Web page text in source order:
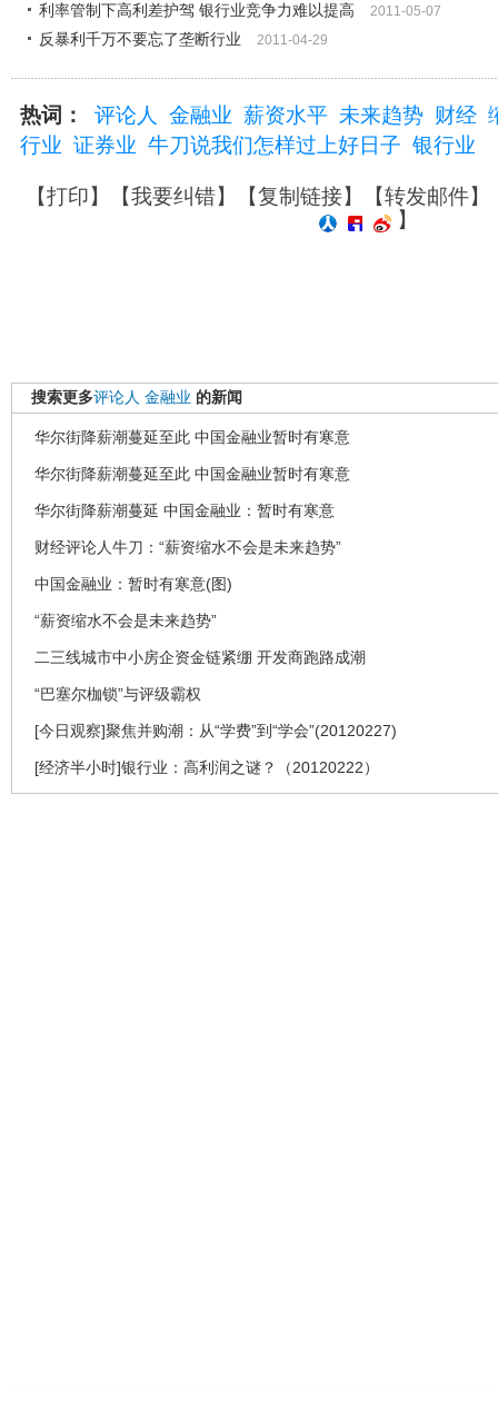
利率管制下高利差护驾 银行业竞争力难以提高
2011-05-07
反暴利千万不要忘了垄断行业 2011-04-29
热词： 评论人 金融业 薪资水平 未来趋势 财经
行业 证券业 牛刀说我们怎样过上好日子 银行业
【打印】【我要纠错】【复制链接】【转发邮件】
】
搜索更多评论人 金融业 的新闻
华尔街降薪潮蔓延至此 中国金融业暂时有寒意
华尔街降薪潮蔓延至此 中国金融业暂时有寒意
华尔街降薪潮蔓延 中国金融业：暂时有寒意
财经评论人牛刀：“薪资缩水不会是未来趋势”
中国金融业：暂时有寒意(图)
“薪资缩水不会是未来趋势”
二三线城市中小房企资金链紧绷 开发商跑路成潮
“巴塞尔枷锁”与评级霸权
[今日观察]聚焦并购潮：从“学费”到“学会”(20120227)
[经济半小时]银行业：高利润之谜？（20120222）